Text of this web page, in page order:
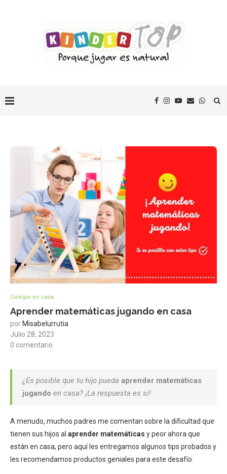
Colegio en casa
Aprender matemáticas jugando en casa
por Misabelurrutia
Julio 28, 2023
0 comentario
¿Es posible que tu hijo pueda aprender matemáticas
jugando en casa? ¡La respuesta es sí!
A menudo, muchos padres me comentan sobre la dificultad que
tienen sus hijos al aprender matemáticas y peor ahora que
están en casa, pero aquí les entregamos algunos tips probados y
les recomendamos productos geniales para este desafío.